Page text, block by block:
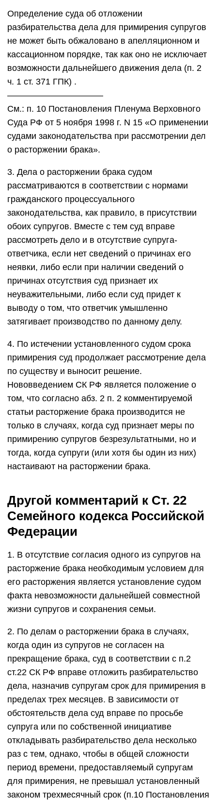
Определение суда об отложении
разбирательства дела для примирения супругов
не может быть обжаловано в апелляционном и
кассационном порядке, так как оно не исключает
возможности дальнейшего движения дела (п. 2
ч. 1 ст. 371 ГПК) .
———————————
См.: п. 10 Постановления Пленума Верховного
Суда РФ от 5 ноября 1998 г. N 15 «О применении
судами законодательства при рассмотрении дел
о расторжении брака».
3. Дела о расторжении брака судом
рассматриваются в соответствии с нормами
гражданского процессуального
законодательства, как правило, в присутствии
обоих супругов. Вместе с тем суд вправе
рассмотреть дело и в отсутствие супруга-
ответчика, если нет сведений о причинах его
неявки, либо если при наличии сведений о
причинах отсутствия суд признает их
неуважительными, либо если суд придет к
выводу о том, что ответчик умышленно
затягивает производство по данному делу.
4. По истечении установленного судом срока
примирения суд продолжает рассмотрение дела
по существу и выносит решение.
Нововведением СК РФ является положение о
том, что согласно абз. 2 п. 2 комментируемой
статьи расторжение брака производится не
только в случаях, когда суд признает меры по
примирению супругов безрезультатными, но и
тогда, когда супруги (или хотя бы один из них)
настаивают на расторжении брака.
Другой комментарий к Ст. 22
Семейного кодекса Российской
Федерации
1. В отсутствие согласия одного из супругов на
расторжение брака необходимым условием для
его расторжения является установление судом
факта невозможности дальнейшей совместной
жизни супругов и сохранения семьи.
2. По делам о расторжении брака в случаях,
когда один из супругов не согласен на
прекращение брака, суд в соответствии с п.2
ст.22 СК РФ вправе отложить разбирательство
дела, назначив супругам срок для примирения в
пределах трех месяцев. В зависимости от
обстоятельств дела суд вправе по просьбе
супруга или по собственной инициативе
откладывать разбирательство дела несколько
раз с тем, однако, чтобы в общей сложности
период времени, предоставляемый супругам
для примирения, не превышал установленный
законом трехмесячный срок (п.10 Постановления